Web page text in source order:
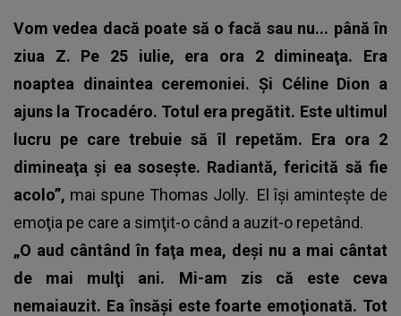
Vom vedea dacă poate să o facă sau nu... până în
ziua Z. Pe 25 iulie, era ora 2 dimineaţa. Era
noaptea dinaintea ceremoniei. Şi Céline Dion a
ajuns la Trocadéro. Totul era pregătit. Este ultimul
lucru pe care trebuie să îl repetăm. Era ora 2
dimineaţa şi ea soseşte. Radiantă, fericită să fie
acolo”, mai spune Thomas Jolly. El îşi aminteşte de
emoţia pe care a simţit-o când a auzit-o repetând.
„O aud cântând în faţa mea, deşi nu a mai cântat
de mai mulţi ani. Mi-am zis că este ceva
nemaiauzit. Ea însăşi este foarte emoţionată. Tot